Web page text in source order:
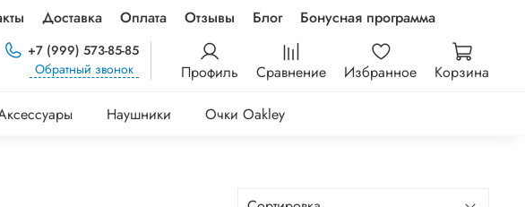
Доставка Оплата Отзывы Блог Бонусная программа
+7 (999) 573-85-85
Обратный звонок
Профиль Сравнение Избранное Корзина
Наушники Очки Oakley